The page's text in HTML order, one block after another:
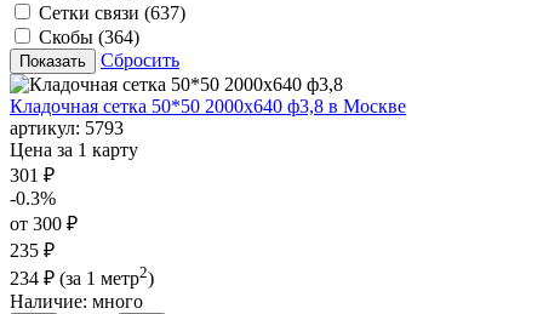
Сетки связи (637)
Скобы (364)
Сбросить
Кладочная сетка 50*50 2000х640 ф3,8 в Москве
артикул: 5793
Цена за 1 карту
301 ₽
-0.3%
от 300 ₽
235 ₽
234 ₽ (за 1 метр2)
Наличие: много